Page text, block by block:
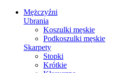
Mężczyźni
Ubrania
Koszulki męskie
Podkoszulki męskie
Skarpety
Stopki
Krótkie